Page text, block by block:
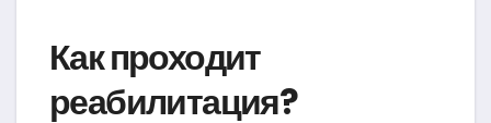
Как проходит
реабилитация?